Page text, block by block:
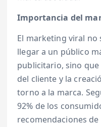
Importancia del
El marketing viral no
llegar a un público
publicitario, sino
del cliente y la
torno a la marca.
92% de los
recomendaciones